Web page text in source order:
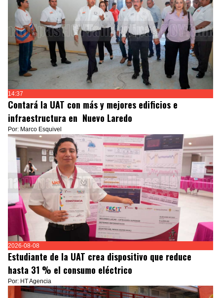
14:37
Contará la UAT con más y mejores edificios e
infraestructura en Nuevo Laredo
Por: Marco Esquivel
2026-08-08
Estudiante de la UAT crea dispositivo que reduce
hasta 31 % el consumo eléctrico
Por: HT Agencia